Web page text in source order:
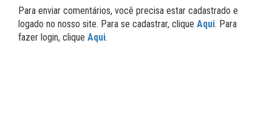
Para enviar comentários, você precisa estar cadastrado e
logado no nosso site. Para se cadastrar, clique Aqui. Para
fazer login, clique Aqui.